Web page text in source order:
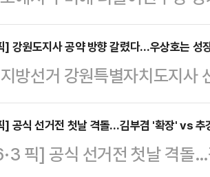
지 주목된다. 그동안 추 후
세워 공세를 펼쳐온 양향자 국
단식 농성을 이어가며 이슈
넘는 대통령 지지율과 후보
당 후보와 단일화를 하더라
놓고 있다.6·3 지방선거를 2
] 강원도지사 공약 방향 갈렸다…우상호는 성
방선거 강원특별자치도지사
진태 국민의힘 후보가 공약
산업 인프라와 성장기반을
반면, 김 후보는 복지·현금
] 공식 선거전 첫날 격돌…김부겸 '확장' vs
픽] 공식 선거전 첫날 격돌…